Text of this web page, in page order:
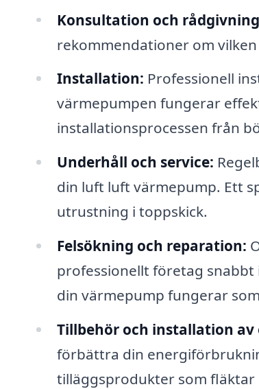
Konsultation och
rekommendationer om
Installation: Professionell
värmepumpen fungerar
installationsprocessen från
Underhåll och service:
din luft luft värmepump. Ett
utrustning i toppskick.
Felsökning och reparation:
professionellt företag
din värmepump fungerar
Tillbehör och installation av
förbättra din
tilläggsprodukter som fläktar